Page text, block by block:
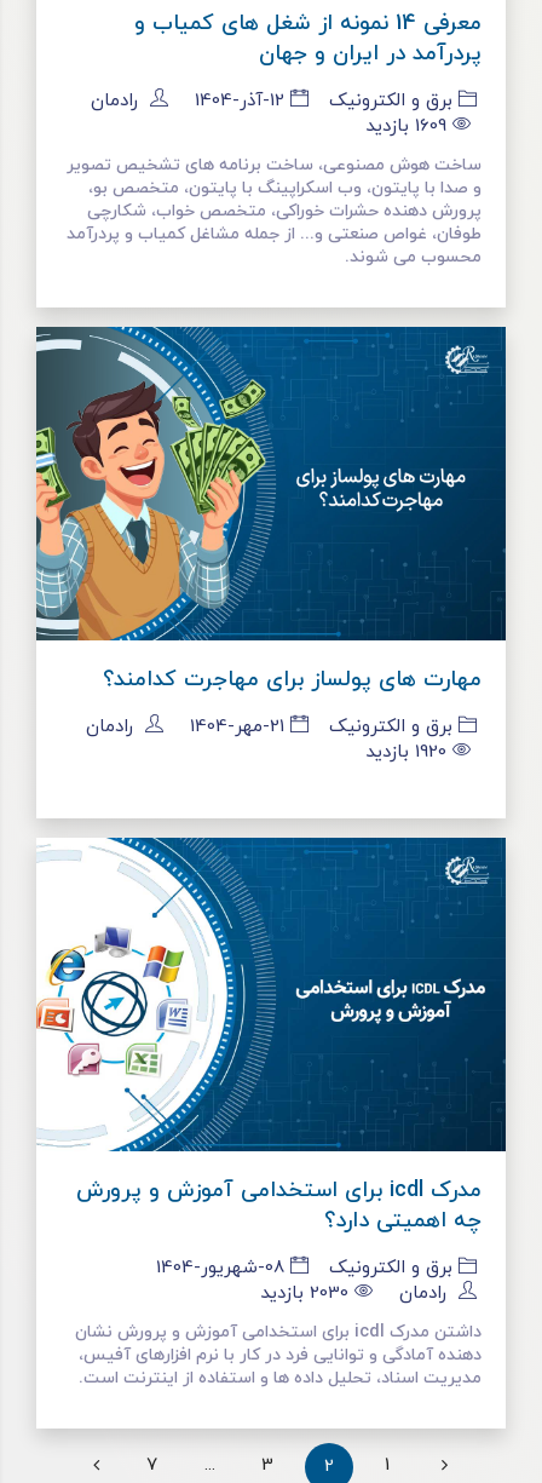
معرفی 14 نمونه از شغل های کمیاب و
پردرآمد در ایران و جهان
برق و الکترونیک 12-آذر-1404
رادمان
بازدید 1609
ساخت هوش مصنوعی، ساخت برنامه های تشخیص تصویر
و صدا با پایتون، وب اسکراپینگ با پایتون، متخصص بو،
پرورش‌ دهنده حشرات خوراکی، متخصص خواب، شکارچی
طوفان، غواص صنعتی و... از جمله مشاغل کمیاب و پردرآمد
محسوب می شوند.
مهارت های پولساز برای مهاجرت کدامند؟
برق و الکترونیک 21-مهر-1404
رادمان
بازدید 1920
مدرک icdl برای استخدامی آموزش و پرورش
چه اهمیتی دارد؟
برق و الکترونیک
08-شهریور-1404
رادمان
بازدید 2030
داشتن مدرک icdl برای استخدامی آموزش و پرورش نشان
دهنده آمادگی و توانایی فرد در کار با نرم افزارهای آفیس،
مدیریت اسناد، تحلیل داده ها و استفاده از اینترنت است.
1
2
3
...
7